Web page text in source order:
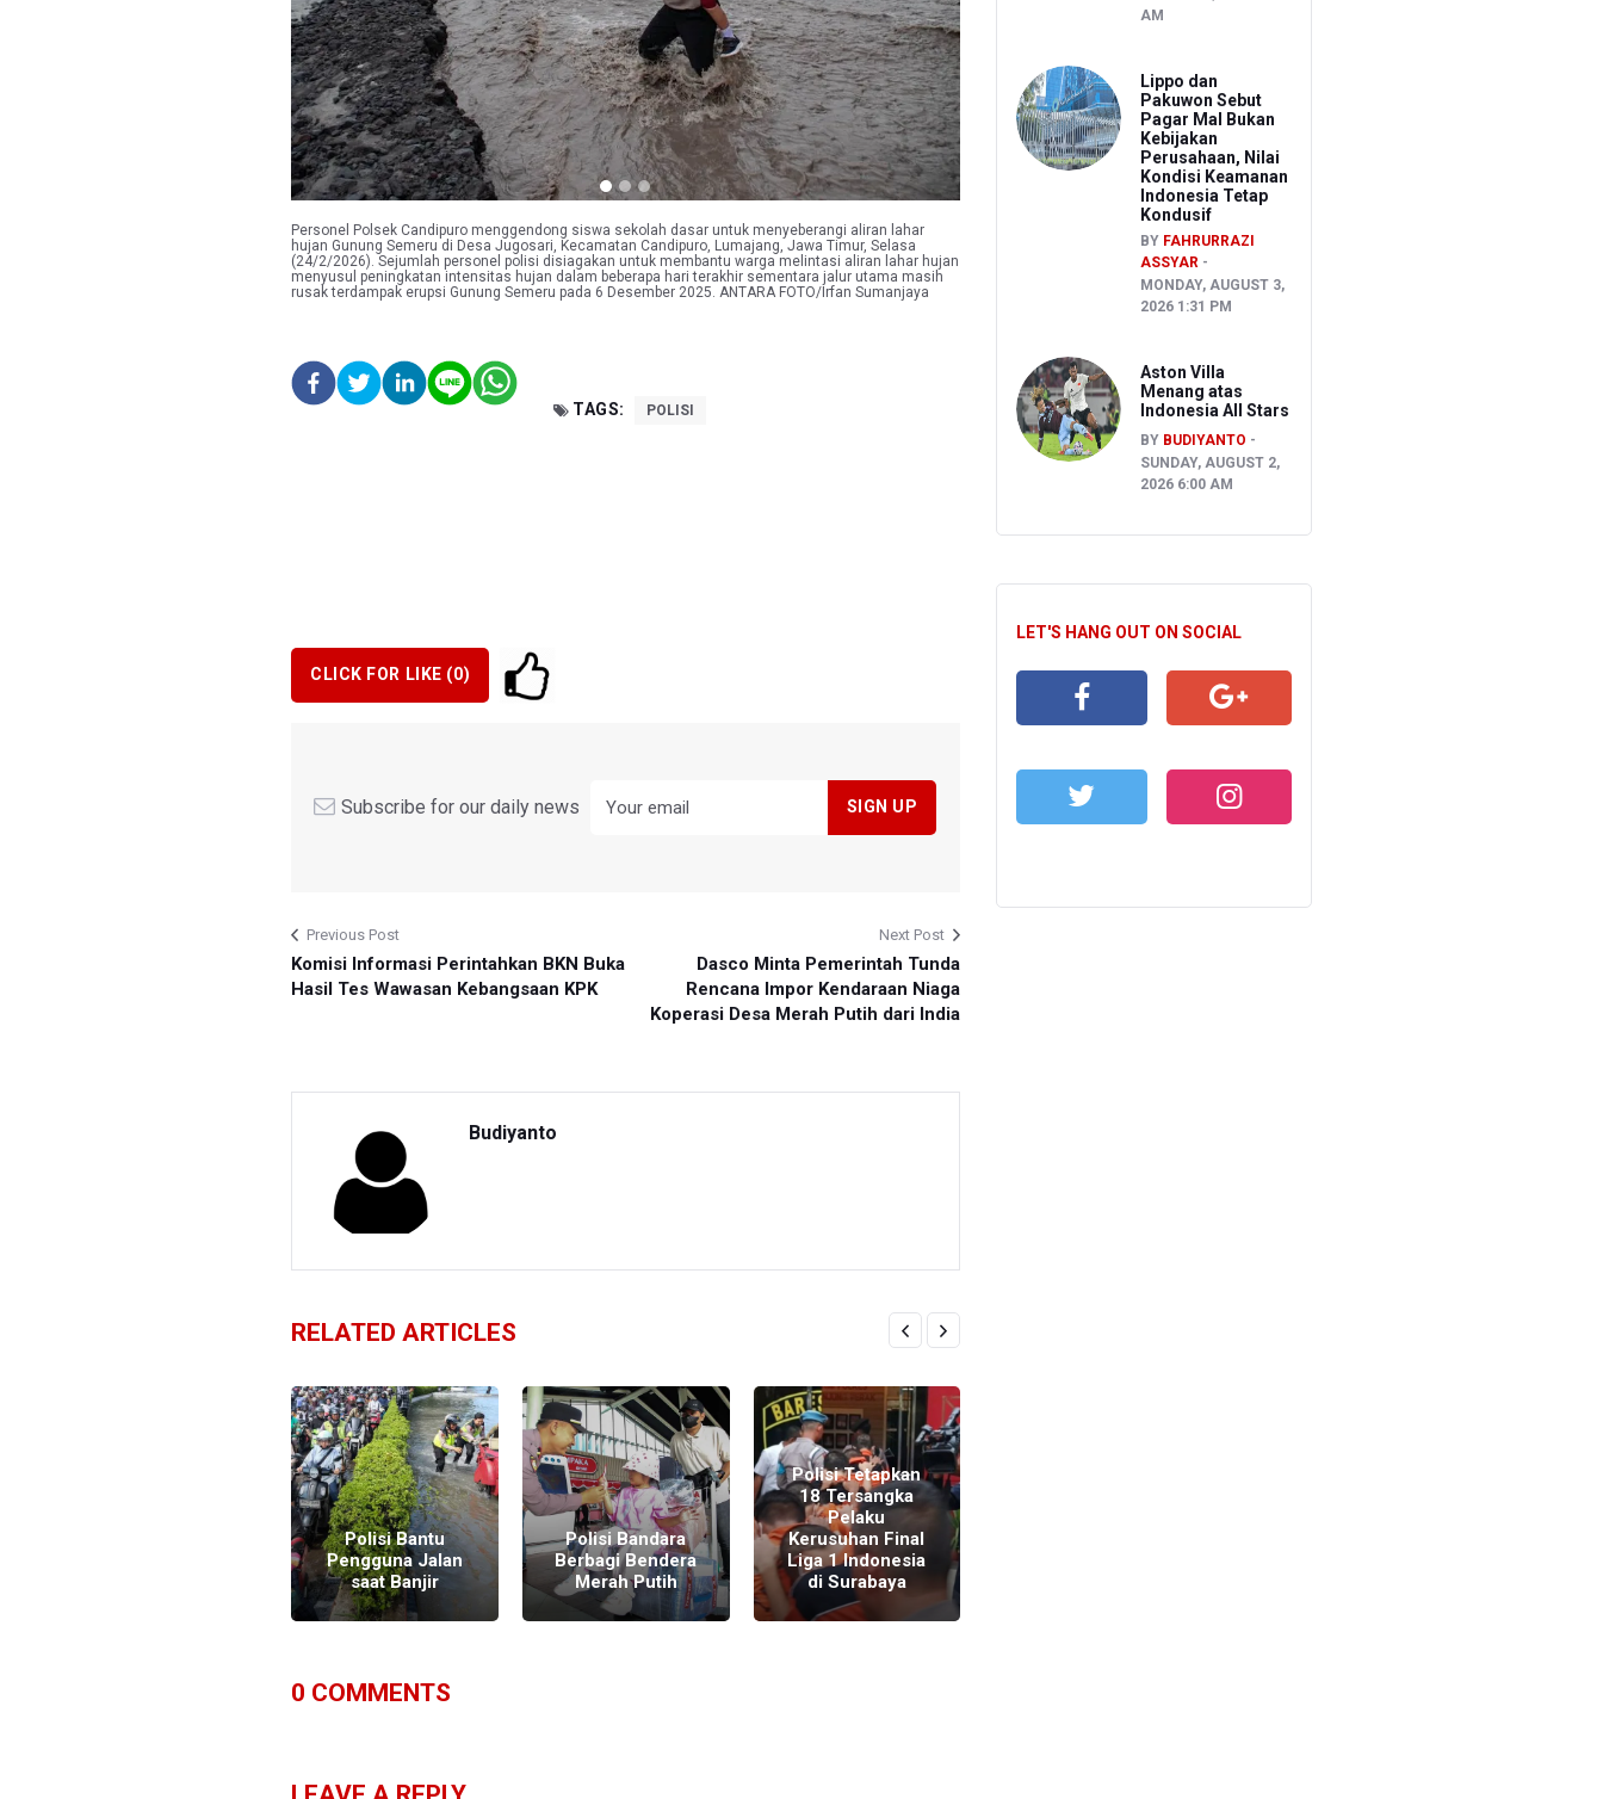
Personel Polsek Candipuro menggendong siswa sekolah dasar untuk menyeberangi aliran lahar
hujan Gunung Semeru di Desa Jugosari, Kecamatan Candipuro, Lumajang, Jawa Timur, Selasa
(24/2/2026). Sejumlah personel polisi disiagakan untuk membantu warga melintasi aliran lahar hujan
menyusul peningkatan intensitas hujan dalam beberapa hari terakhir sementara jalur utama masih
rusak terdampak erupsi Gunung Semeru pada 6 Desember 2025. ANTARA FOTO/Irfan Sumanjaya
TAGS: POLISI
CLICK FOR LIKE (0)
Subscribe for our daily news
Previous Post
Komisi Informasi Perintahkan BKN Buka
Hasil Tes Wawasan Kebangsaan KPK
Next Post
Dasco Minta Pemerintah Tunda
Rencana Impor Kendaraan Niaga
Koperasi Desa Merah Putih dari India
Budiyanto
RELATED ARTICLES
Polisi Bantu
Pengguna Jalan
saat Banjir
Polisi Bandara
Berbagi Bendera
Merah Putih
Polisi Tetapkan
18 Tersangka
Pelaku
Kerusuhan Final
Liga 1 Indonesia
di Surabaya
0 COMMENTS
AM
Lippo dan
Pakuwon Sebut
Pagar Mal Bukan
Kebijakan
Perusahaan, Nilai
Kondisi Keamanan
Indonesia Tetap
Kondusif
BY FAHRURRAZI
ASSYAR
MONDAY, AUGUST 3,
2026 1:31 PM
Aston Villa
Menang atas
Indonesia All Stars
BY BUDIYANTO
SUNDAY, AUGUST 2,
2026 6:00 AM
LET'S HANG OUT ON SOCIAL